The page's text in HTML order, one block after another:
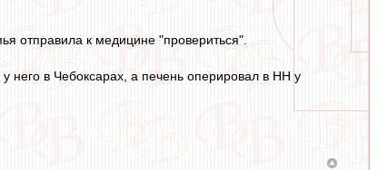
отправила к медицине "провериться".
в Чебоксарах, а печень оперировал в НН у